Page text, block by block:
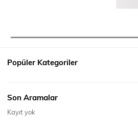
SEPETE EKLE
GÖMLEK TACTICAL RİPS120 - 428
Popüler Kategoriler
Son Aramalar
Kayıt yok